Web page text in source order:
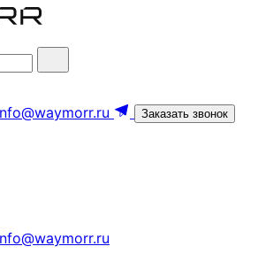
Заказать звонок